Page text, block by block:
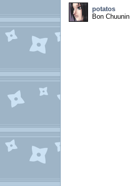
potatos
Bon Chuunin